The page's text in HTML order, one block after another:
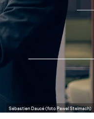
Sébastien Daucé (foto Pawel Stelmach)